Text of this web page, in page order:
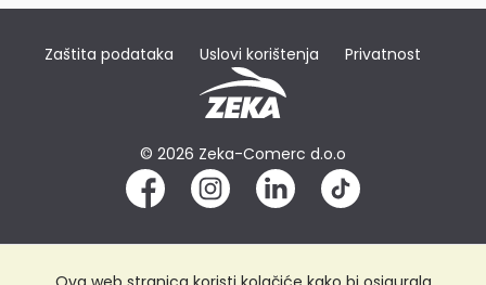
Zaštita podataka Uslovi korištenja Privatnost
© 2026 Zeka-Comerc d.o.o